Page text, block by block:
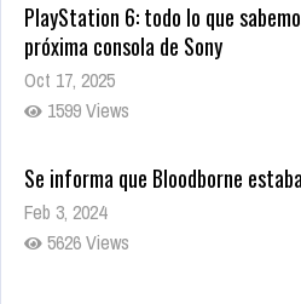
PlayStation 6: todo lo que
próxima consola de Sony
Oct 17, 2025
1599 Views
Se informa que Bloodborne
Feb 3, 2024
5626 Views